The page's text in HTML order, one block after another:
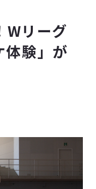
US
Wリーグ
体験」が